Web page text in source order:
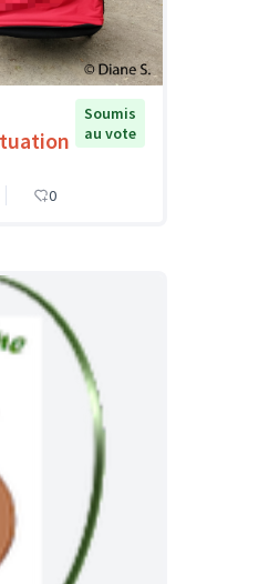
Soumis
au vote
0